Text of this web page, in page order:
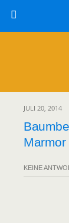
JULI 20, 2014
KEINE